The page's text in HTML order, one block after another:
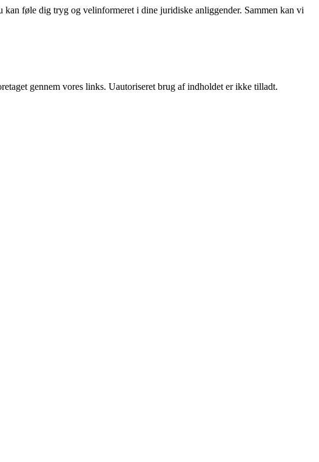
føle dig tryg og velinformeret i dine juridiske anliggender. Sammen kan vi
gennem vores links. Uautoriseret brug af indholdet er ikke tilladt.